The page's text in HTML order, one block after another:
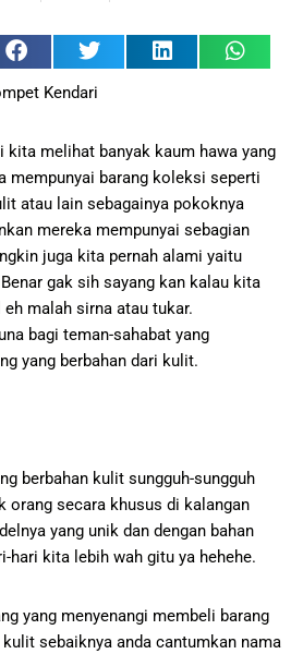
Kendari
kita melihat banyak kaum hawa yang
mempunyai barang koleksi seperti
atau lain sebagainya pokoknya
mereka mempunyai sebagian
juga kita pernah alami yaitu
gak sih sayang kan kalau kita
malah sirna atau tukar.
bagi teman-sahabat yang
yang berbahan dari kulit.
berbahan kulit sungguh-sungguh
orang secara khusus di kalangan
yang unik dan dengan bahan
hari kita lebih wah gitu ya hehehe.
yang menyenangi membeli barang
sebaiknya anda cantumkan nama